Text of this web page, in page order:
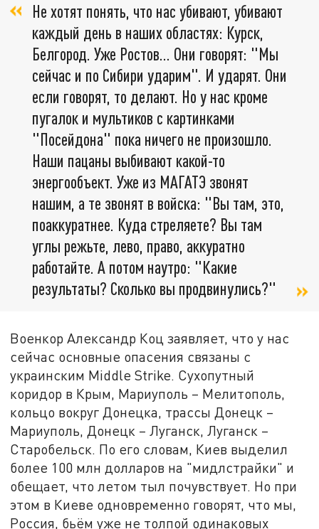
Не хотят понять, что нас убивают, убивают
каждый день в наших областях: Курск,
Белгород. Уже Ростов… Они говорят: "Мы
сейчас и по Сибири ударим". И ударят. Они
если говорят, то делают. Но у нас кроме
пугалок и мультиков с картинками
"Посейдона" пока ничего не произошло.
Наши пацаны выбивают какой-то
энергообъект. Уже из МАГАТЭ звонят
нашим, а те звонят в войска: "Вы там, это,
поаккуратнее. Куда стреляете? Вы там
углы режьте, лево, право, аккуратно
работайте. А потом наутро: "Какие
результаты? Сколько вы продвинулись?"
Военкор Александр Коц заявляет, что у нас
сейчас основные опасения связаны с
украинским Middle Strike. Сухопутный
коридор в Крым, Мариуполь – Мелитополь,
кольцо вокруг Донецка, трассы Донецк –
Мариуполь, Донецк – Луганск, Луганск –
Старобельск. По его словам, Киев выделил
более 100 млн долларов на "мидлстрайки" и
обещает, что летом тыл почувствует. Но при
этом в Киеве одновременно говорят, что мы,
Россия, бьём уже не толпой одинаковых